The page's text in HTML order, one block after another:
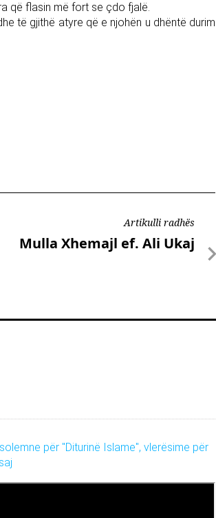
që flasin më fort se çdo fjalë.
të gjithë atyre që e njohën u dhëntë durim
Artikulli radhës
Mulla Xhemajl ef. Ali Ukaj
për "Diturinë Islame", vlerësime për